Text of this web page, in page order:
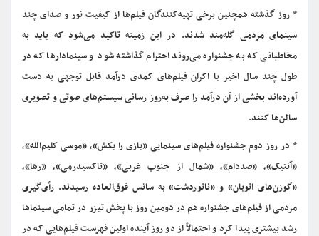
* روز گذشته همچنین برخی تهیه‌کنندگان فیلم‌ها از کیفیت نور و صدای چند
سینمای مردمی گله‌مند شدند. در این زمینه تاکید می‌شود که باید به
مخاطبانی که به جشنواره می‌روند احترام گذاشته شود و سینمادارها که در
طول چند سال اخیر با اکران فیلم‌های کمدی درآمد قابل توجهی به دست
آورده‌اند بخشی از آن درآمد را صرف به‌روز رسانی سیستم‌های صوتی و تصویری
سالن‌ها کنند.
* در روز دوم جشنواره فیلم‌های سینمایی «بازی را بکش»، «موسی کلیم‌الله»،
«آنتیک»، «صددام»، «شمال از جنوب غربی»، «تاکسیدرمی»، «رها»،
«گوزن‌های اتوبان» و «ناتوردشت» به سانس فوق‌العاده رسیدند. رأی‌گیری
مردمی از فیلم‌های جشنواره هم در دومین روز با پخش تیزر در تمامی سینماها
رشد بیشتری پیدا کرد و احتمالاً از دو روز آینده اولین فهرست فیلم‌هایی که در